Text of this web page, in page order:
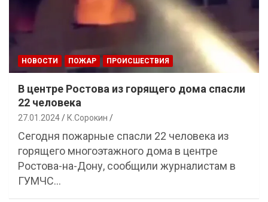
НОВОСТИ ПОЖАР ПРОИСШЕСТВИЯ
В центре Ростова из горящего дома спасли
22 человека
27.01.2024 К.Сорокин
Сегодня пожарные спасли 22 человека из
горящего многоэтажного дома в центре
Ростова-на-Дону, сообщили журналистам в
ГУМЧС…